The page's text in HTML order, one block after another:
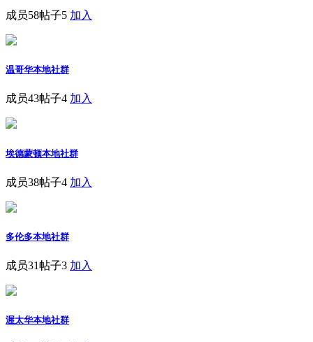
成员58帖子5 加入
温哥华本地社群
成员43帖子4 加入
埃德蒙顿本地社群
成员38帖子4 加入
多伦多本地社群
成员31帖子3 加入
渥太华本地社群